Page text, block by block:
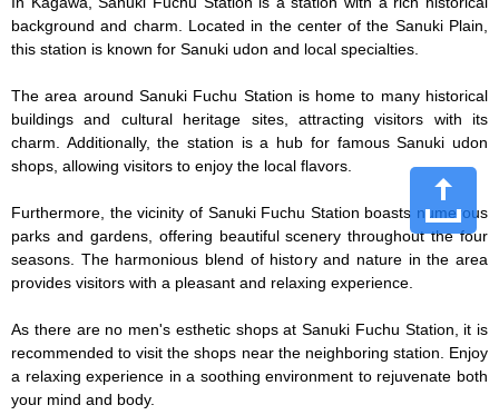
background and charm. Located in the center of the Sanuki Plain,
this station is known for Sanuki udon and local specialties.
The area around Sanuki Fuchu Station is home to many historical
buildings and cultural heritage sites, attracting visitors with its
charm. Additionally, the station is a hub for famous Sanuki udon
shops, allowing visitors to enjoy the local flavors.
Furthermore, the vicinity of Sanuki Fuchu Station boasts numerous
parks and gardens, offering beautiful scenery throughout the four
seasons. The harmonious blend of history and nature in the area
provides visitors with a pleasant and relaxing experience.
As there are no men's esthetic shops at Sanuki Fuchu Station, it is
recommended to visit the shops near the neighboring station. Enjoy
a relaxing experience in a soothing environment to rejuvenate both
your mind and body.